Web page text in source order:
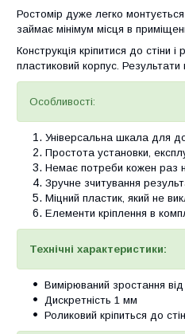
Ростомір дуже легко
займає мінімум місця в
Конструкція кріпитися до стіни
пластиковий корпус.
Особливості:
Універсальна шкала для
Простота установки,
Немає потреби кожен раз
Зручне зчитування
Міцний пластик, який не
Елементи кріплення в
Технічні характеристики:
Вимірюваний зростання
Дискретність 1 мм
Роликовий кріпиться до